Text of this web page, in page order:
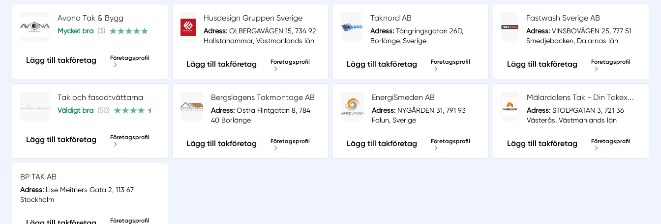
Avona Tak & Bygg
Mycket bra (3)
Lägg till takföretag Företagsprofil
Husdesign Gruppen Sverige
Adress: OLBERGAVÄGEN 15, 734 92
Hallstahammar, Västmanlands län
Lägg till takföretag Företagsprofil
Taknord AB
Adress:Tångringsgatan 26D,
Borlänge, Sverige
Lägg till takföretag Företagsprofil
Fastwash Sverige AB
Adress:VINSBOVÄGEN 25, 777 51
Smedjebacken, Dalarnas län
Lägg till takföretag Företagsprofil
Tak och fasadtvättarna
Väldigt bra (50)
Lägg till takföretag Företagsprofil
Bergslagens Takmontage AB
Adress: Östra Flintgatan 8, 784
40 Borlänge
Lägg till takföretag Företagsprofil
EnergiSmeden AB
Adress:NYGÅRDEN 31, 791 93
Falun, Sverige
Lägg till takföretag Företagsprofil
Mälardalens Tak - Din Takex...
Adress: STOLPGATAN 3, 721 36
Västerås, Västmanlands län
Lägg till takföretag Företagsprofil
BP TAK AB
Adress: Lise Meitners Gata 2, 113 67
Stockholm
Företagsprofil